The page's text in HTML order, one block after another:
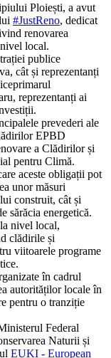
Ploiești, a avut
#JustReno, dedicat
renovarea
local.
publice
cât și reprezentanți
reprezentanți ai
prevederi ale
EPBD
a Clădirilor și
pentru Climă.
aceste obligații pot
unor măsuri
construit, cât și
sărăcia energetică.
nivel local,
clădirile și
viitoarele programe
în cadrul
autorităților locale în
pentru o tranziție
Federal
Naturii și
EUKI - European